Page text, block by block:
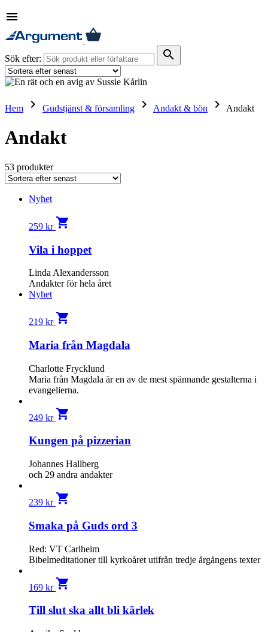
menu
Sök efter: search
Hem keyboard_arrow_right Gudstjänst & församling keyboard_arrow_right Andakt & bön keyboard_arrow_right Andakt
Andakt
53 produkter
Nyhet
259 kr shopping_cart
Vila i hoppet
Linda Alexandersson
Andakter för hela året
Nyhet
219 kr shopping_cart
Maria från Magdala
Charlotte Frycklund
Maria från Magdala är en av de mest spännande gestalterna i
evangelierna.
249 kr shopping_cart
Kungen på pizzerian
Johannes Hallberg
och 29 andra andakter
239 kr shopping_cart
Smaka på Guds ord 3
Red: VT Carlheim
Bibelmeditationer till kyrkoåret utifrån tredje årgångens texter
169 kr shopping_cart
Till slut ska allt bli kärlek